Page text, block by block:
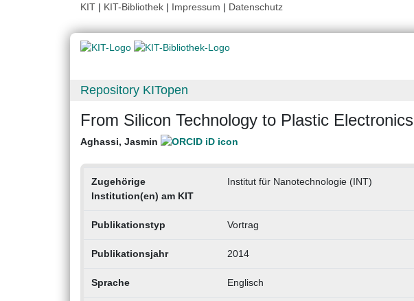
KIT | KIT-Bibliothek | Impressum | Datenschutz
Repository KITopen
From Silicon Technology to Plastic Electronics
Aghassi, Jasmin
Zugehörige
Institution(en) am KIT
Institut für Nanotechnologie (INT)
Publikationstyp Vortrag
Publikationsjahr 2014
Sprache Englisch